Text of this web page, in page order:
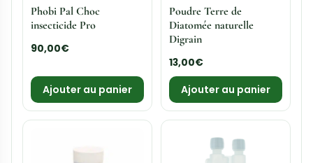
Phobi Pal Choc
insecticide Pro
90,00€
Ajouter au panier
Poudre Terre de
Diatomée naturelle
Digrain
13,00€
Ajouter au panier